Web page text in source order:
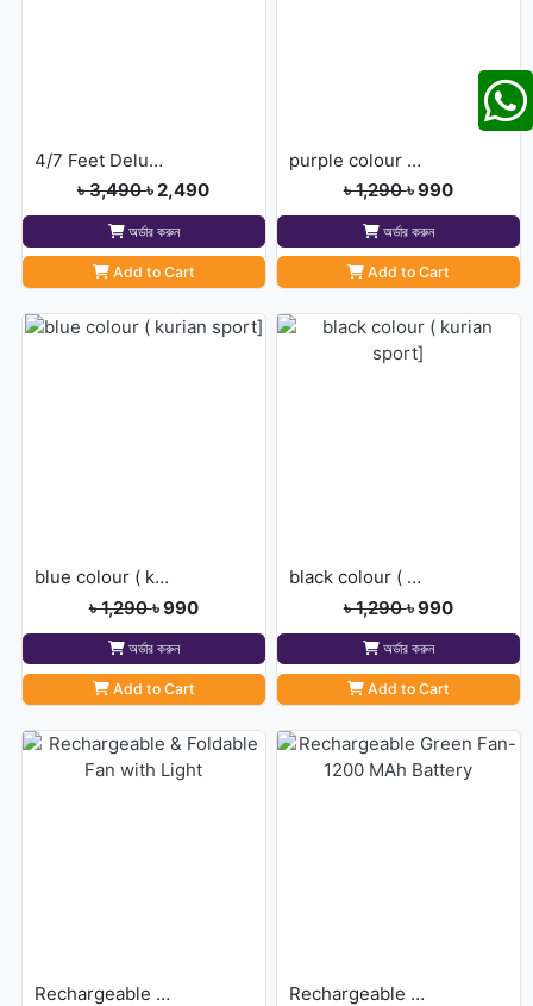
4/7 Feet Deluxe Mattress Topper( Ash Colour)
৳ 3,490৳ 2,490
অর্ডার করুন
Add to Cart
purple colour ( kurian sport]
৳ 1,290৳ 990
অর্ডার করুন
Add to Cart
blue colour ( kurian sport]
৳ 1,290৳ 990
অর্ডার করুন
Add to Cart
black colour ( kurian sport]
৳ 1,290৳ 990
অর্ডার করুন
Add to Cart
Rechargeable & Foldable Fan with Light
Rechargeable Green Fan-1200 MAh Battery